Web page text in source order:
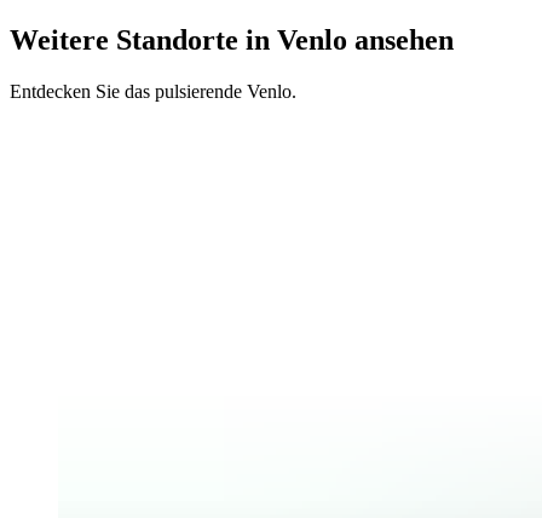
Weitere Standorte in Venlo ansehen
Entdecken Sie das pulsierende Venlo.